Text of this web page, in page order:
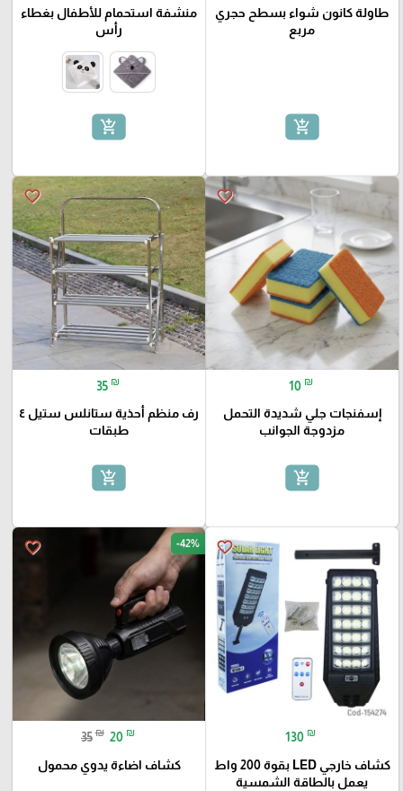
طاولة كانون شواء بسطح حجري
مربع
add_shopping_cart
منشفة استحمام للأطفال بغطاء
رأس
add_shopping_cart
favorite_border
10 ₪
إسفنجات جلي شديدة التحمل
مزدوجة الجوانب
add_shopping_cart
favorite_border
35 ₪
رف منظم أحذية ستانلس ستيل ٤
طبقات
add_shopping_cart
favorite_border
130 ₪
كشاف خارجي LED بقوة 200 واط
يعمل بالطاقة الشمسية
favorite_border -42%
35 ₪ 20 ₪
كشاف اضاءة يدوي محمول